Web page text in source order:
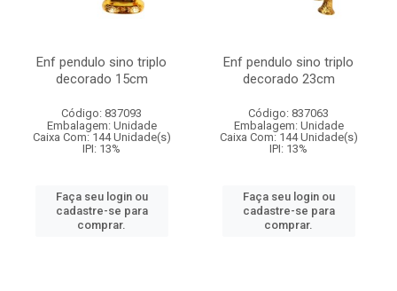
Enf pendulo sino triplo
decorado 15cm
Código: 837093
Embalagem: Unidade
Caixa Com: 144 Unidade(s)
IPI: 13%
Faça seu login ou
cadastre-se para
comprar.
Enf pendulo sino triplo
decorado 23cm
Código: 837063
Embalagem: Unidade
Caixa Com: 144 Unidade(s)
IPI: 13%
Faça seu login ou
cadastre-se para
comprar.